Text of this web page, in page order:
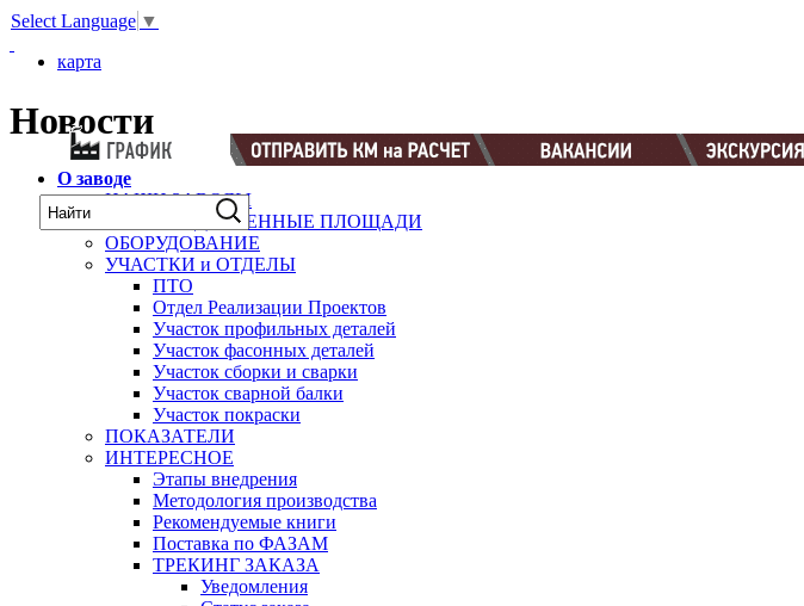
Select Language ▼
карта
Новости
О заводе
НАШИ ЗАВОДЫ
ПРОИЗВОДСТВЕННЫЕ ПЛОЩАДИ
ОБОРУДОВАНИЕ
УЧАСТКИ и ОТДЕЛЫ
ПТО
Отдел Реализации Проектов
Участок профильных деталей
Участок фасонных деталей
Участок сборки и сварки
Участок сварной балки
Участок покраски
ПОКАЗАТЕЛИ
ИНТЕРЕСНОЕ
Этапы внедрения
Методология производства
Рекомендуемые книги
Поставка по ФАЗАМ
ТРЕКИНГ ЗАКАЗА
Уведомления